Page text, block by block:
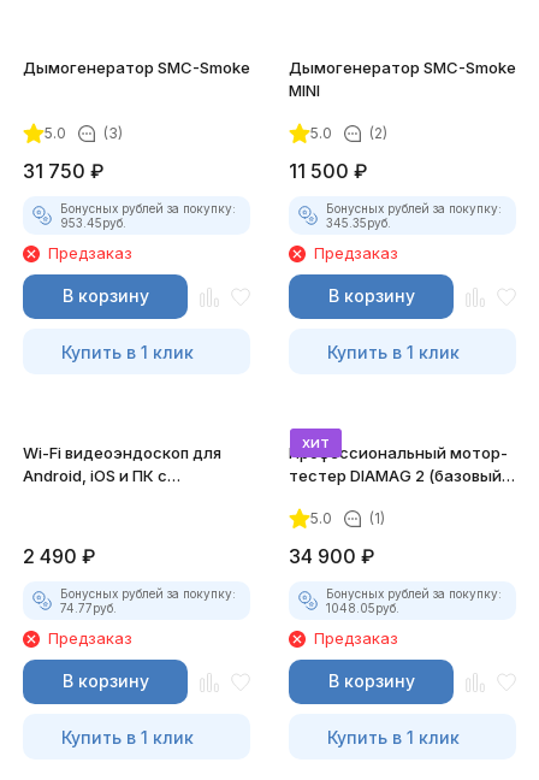
Дымогенератор SMC-Smoke
5.0 (3)
31 750 ₽
Бонусных рублей за покупку:
953.45руб.
Предзаказ
В корзину
Купить в 1 клик
Дымогенератор SMC-Smoke
MINI
5.0 (2)
11 500 ₽
Бонусных рублей за покупку:
345.35руб.
Предзаказ
В корзину
Купить в 1 клик
Wi-Fi видеоэндоскоп для
Android, iOS и ПК с
2 490 ₽
Бонусных рублей за покупку:
74.77руб.
Предзаказ
В корзину
Купить в 1 клик
хит
Профессиональный мотор-
тестер DIAMAG 2 (базовый
5.0 (1)
34 900 ₽
Бонусных рублей за покупку:
1048.05руб.
Предзаказ
В корзину
Купить в 1 клик